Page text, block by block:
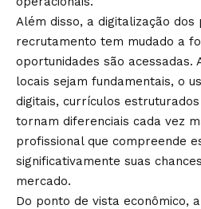
Além disso, a digitalização dos
recrutamento tem mudado a
oportunidades são acessadas.
locais sejam fundamentais, o
digitais, currículos
tornam diferenciais cada vez
profissional que compreende
significativamente suas
mercado.
Do ponto de vista econômico,